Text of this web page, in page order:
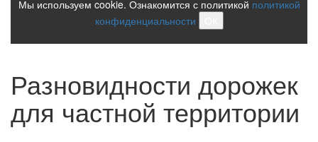
Мы используем cookie. Ознакомится с политикой политикой
конфиденциальности
Разновидности дорожек
для частной территории